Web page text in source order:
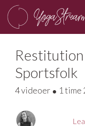
Sportsfolk
4 videoer 1 time